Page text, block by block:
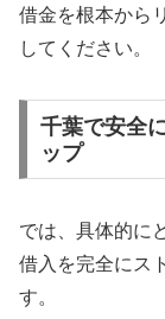
借金を根本から
してください。
千葉で安全
ップ
では、具体的に
借入を完全にス
す。